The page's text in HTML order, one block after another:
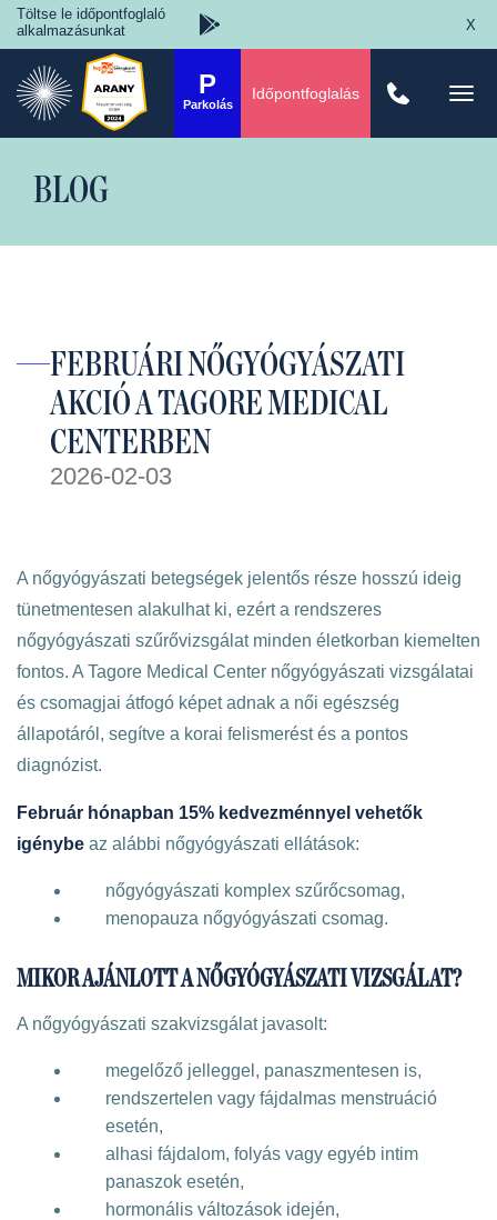
Töltse le időpontfoglaló
alkalmazásunkat
X
P
Parkolás
Időpontfoglalás
BLOG
FEBRUÁRI NŐGYÓGYÁSZATI
AKCIÓ A TAGORE MEDICAL
CENTERBEN
2026-02-03
A nőgyógyászati betegségek jelentős része hosszú ideig
tünetmentesen alakulhat ki, ezért a rendszeres
nőgyógyászati szűrővizsgálat minden életkorban kiemelten
fontos. A Tagore Medical Center nőgyógyászati vizsgálatai
és csomagjai átfogó képet adnak a női egészség
állapotáról, segítve a korai felismerést és a pontos
diagnózist.
Február hónapban 15% kedvezménnyel vehetők
igénybe az alábbi nőgyógyászati ellátások:
nőgyógyászati komplex szűrőcsomag,
menopauza nőgyógyászati csomag.
MIKOR AJÁNLOTT A NŐGYÓGYÁSZATI VIZSGÁLAT?
A nőgyógyászati szakvizsgálat javasolt:
megelőző jelleggel, panaszmentesen is,
rendszertelen vagy fájdalmas menstruáció
esetén,
alhasi fájdalom, folyás vagy egyéb intim
panaszok esetén,
hormonális változások idején,